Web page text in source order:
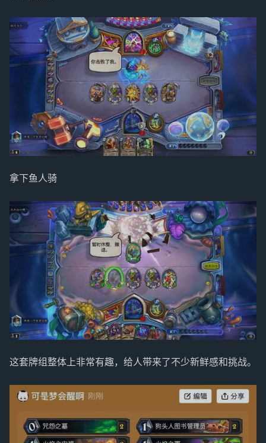
拿下鱼人骑
这套牌组整体上非常有趣，给人带来了不少新鲜感和挑战。